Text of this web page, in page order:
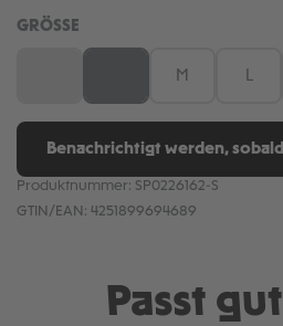
GRÖSSE
M
Benachrichtigt werden,
Produktnummer: SP0226162-S
GTIN/EAN: 4251899694689
Passt